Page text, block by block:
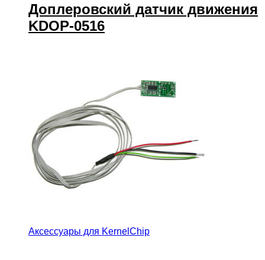
Доплеровский датчик движения
KDOP-0516
Аксессуары для KernelChip